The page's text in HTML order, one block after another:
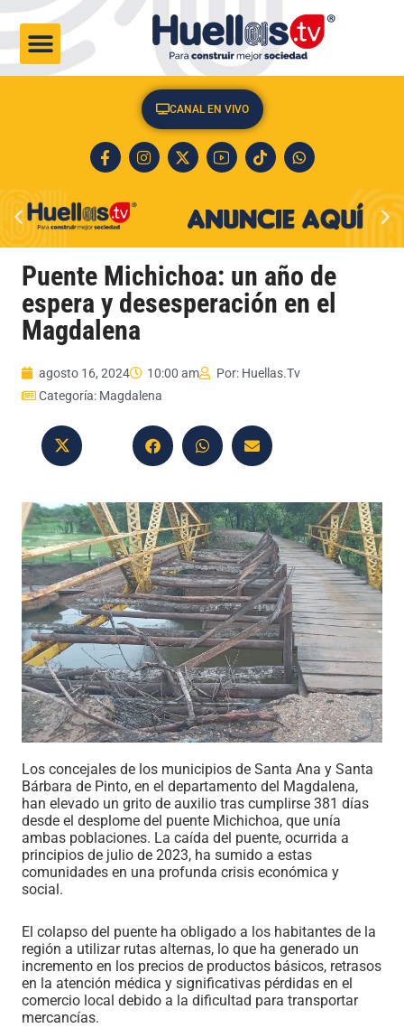
CANAL EN VIVO
Puente Michichoa: un año de
espera y desesperación en el
Magdalena
agosto 16, 2024 10:00 am Por: Huellas.Tv
Categoría: Magdalena
Los concejales de los municipios de Santa Ana y Santa
Bárbara de Pinto, en el departamento del Magdalena,
han elevado un grito de auxilio tras cumplirse 381 días
desde el desplome del puente Michichoa, que unía
ambas poblaciones. La caída del puente, ocurrida a
principios de julio de 2023, ha sumido a estas
comunidades en una profunda crisis económica y
social.
El colapso del puente ha obligado a los habitantes de la
región a utilizar rutas alternas, lo que ha generado un
incremento en los precios de productos básicos, retrasos
en la atención médica y significativas pérdidas en el
comercio local debido a la dificultad para transportar
mercancías.